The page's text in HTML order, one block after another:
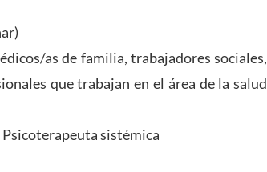
as de familia, trabajadores sociales,
que trabajan en el área de la salud
sistémica